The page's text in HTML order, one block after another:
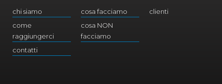
chi siamo
come
raggiungerci
contatti
cosa facciamo
cosa NON
facciamo
clienti